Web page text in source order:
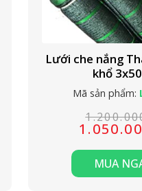
Lưới che nắng
khổ
Mã sản phẩm:
là:
là:
MUA